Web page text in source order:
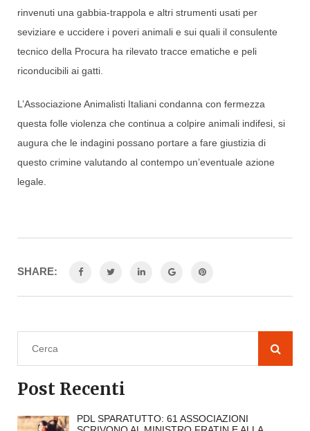
rinvenuti una gabbia-trappola e altri strumenti usati per
seviziare e uccidere i poveri animali e sui quali il consulente
tecnico della Procura ha rilevato tracce ematiche e peli
riconducibili ai gatti.
L’Associazione Animalisti Italiani condanna con fermezza
questa folle violenza che continua a colpire animali indifesi, si
augura che le indagini possano portare a fare giustizia di
questo crimine valutando al contempo un’eventuale azione
legale.
SHARE:
Post Recenti
PDL SPARATUTTO: 61 ASSOCIAZIONI